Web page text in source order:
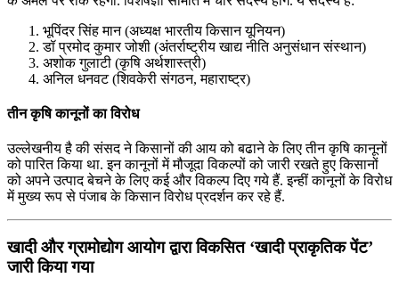
भूपिंदर सिंह मान (अध्यक्ष भारतीय किसान यूनियन)
डॉ प्रमोद कुमार जोशी (अंतर्राष्ट्रीय खाद्य नीति अनुसंधान संस्थान)
अशोक गुलाटी (कृषि अर्थशास्त्री)
अनिल धनवट (शिवकेरी संगठन, महाराष्ट्र)
तीन कृषि कानूनों का विरोध
उल्लेखनीय है की संसद ने किसानों की आय को बढाने के लिए तीन कृषि कानूनों
को पारित किया था. इन कानूनों में मौजूदा विकल्पों को जारी रखते हुए किसानों
को अपने उत्पाद बेचने के लिए कई और विकल्प दिए गये हैं. इन्हीं कानूनों के विरोध
में मुख्य रूप से पंजाब के किसान विरोध प्रदर्शन कर रहे हैं.
खादी और ग्रामोद्योग आयोग द्वारा विकसित ‘खादी प्राकृतिक पेंट’
जारी किया गया